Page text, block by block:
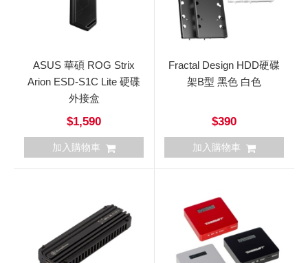
ASUS 華碩 ROG Strix
Arion ESD-S1C Lite 硬碟
外接盒
$1,590
加入購物車
Fractal Design HDD硬碟
架B型 黑色 白色
$390
加入購物車